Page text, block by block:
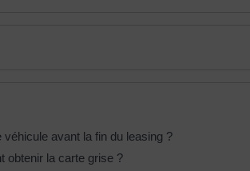
avant la fin du leasing ?
obtenir la carte grise ?